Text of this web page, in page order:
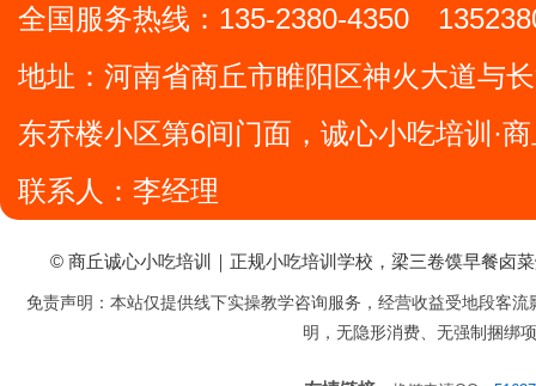
全国服务热线： 135-2380-4350
地址： 河南省商丘市睢阳区神火大道与
东乔楼小区第6间门面，诚心小吃培训·
联系人：李经理
© 商丘诚心小吃培训｜正规小吃培训学校，梁三卷馍早餐卤
免责声明：本站仅提供线下实操教学咨询服务，经营收益受地段客
明，无隐形消费、无强制捆绑